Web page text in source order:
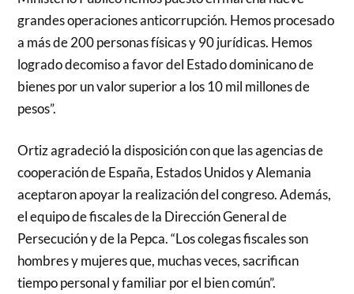
grandes operaciones anticorrupción. Hemos procesado
a más de 200 personas físicas y 90 jurídicas. Hemos
logrado decomiso a favor del Estado dominicano de
bienes por un valor superior a los 10 mil millones de
pesos”.
Ortiz agradeció la disposición con que las agencias de
cooperación de España, Estados Unidos y Alemania
aceptaron apoyar la realización del congreso. Además,
el equipo de fiscales de la Dirección General de
Persecución y de la Pepca. “Los colegas fiscales son
hombres y mujeres que, muchas veces, sacrifican
tiempo personal y familiar por el bien común”.